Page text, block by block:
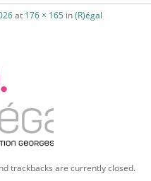
at 176 × 165 in(R)égal
trackbacks are currently closed.